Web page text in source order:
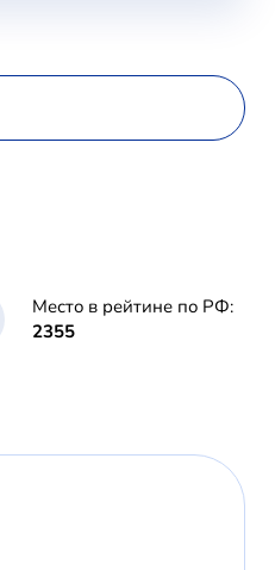
Место в рейтине по РФ:
2355